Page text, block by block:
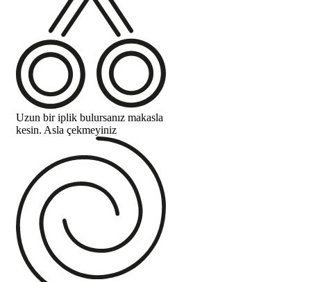
Uzun bir iplik bulursanız makasla
kesin. Asla çekmeyiniz